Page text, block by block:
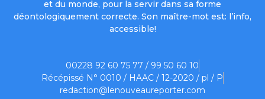
et du monde, pour la servir dans sa forme
déontologiquement correcte. Son maître-mot est: l’info,
accessible!
00228 92 60 75 77 / 99 50 60 10
Récépissé N° 0010 / HAAC / 12-2020 / pl / P
redaction@lenouveaureporter.com